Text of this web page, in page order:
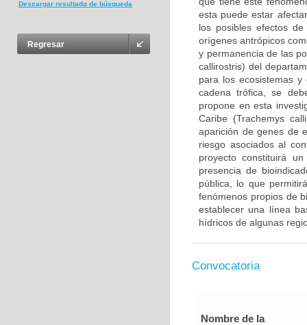
Descargar resultado de búsqueda
Regresar
esta puede estar
los posibles efectos
orígenes antrópicos
y permanencia de las
callirostris) del
para los ecosistemas
cadena trófica, se
propone en esta
Caribe (Trachemys
aparición de genes de
riesgo asociados al
proyecto constituirá
presencia de
pública, lo que
fenómenos propios de
establecer una línea
hídricos de algunas
Convocatoria
Nombre de la